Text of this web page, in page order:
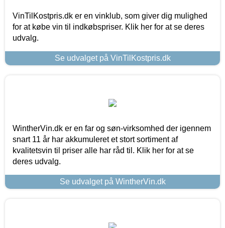
VinTilKostpris.dk er en vinklub, som giver dig mulighed
for at købe vin til indkøbspriser. Klik her for at se deres
udvalg.
Se udvalget på VinTilKostpris.dk
WintherVin.dk er en far og søn-virksomhed der igennem
snart 11 år har akkumuleret et stort sortiment af
kvalitetsvin til priser alle har råd til. Klik her for at se
deres udvalg.
Se udvalget på WintherVin.dk